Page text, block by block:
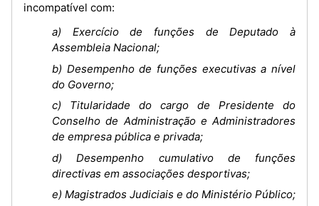
incompatível com:
a) Exercício de funções de Deputado à
Assembleia Nacional;
b) Desempenho de funções executivas a nível
do Governo;
c) Titularidade do cargo de Presidente do
Conselho de Administração e Administradores
de empresa pública e privada;
d) Desempenho cumulativo de funções
directivas em associações desportivas;
e) Magistrados Judiciais e do Ministério Público;